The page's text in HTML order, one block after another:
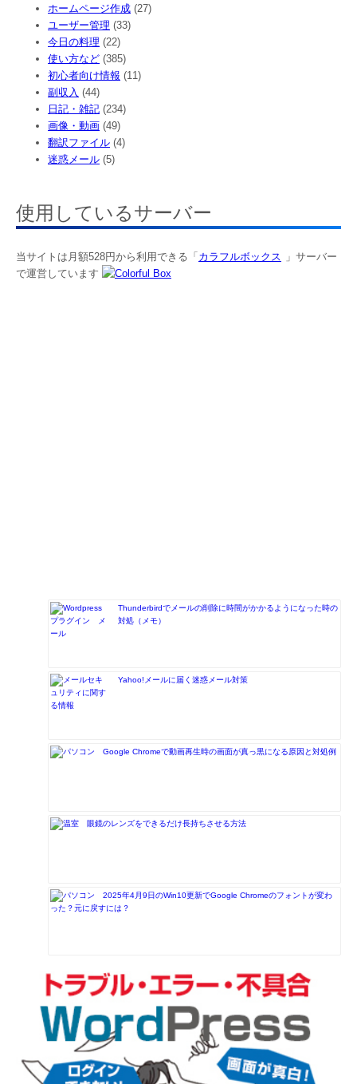
ホームページ作成 (27)
ユーザー管理 (33)
今日の料理 (22)
使い方など (385)
初心者向け情報 (11)
副収入 (44)
日記・雑記 (234)
画像・動画 (49)
翻訳ファイル (4)
迷惑メール (5)
使用しているサーバー
当サイトは月額528円から利用できる「 カラフルボックス
」サーバー
で運営しています
Thunderbirdでメールの削除に時間がかかるようになった時の
対処（メモ）
Yahoo!メールに届く迷惑メール対策
Google Chromeで動画再生時の画面が真っ黒になる原因と対処例
眼鏡のレンズをできるだけ長持ちさせる方法
2025年4月9日のWin10更新でGoogle Chromeのフォントが変わ
った？元に戻すには？